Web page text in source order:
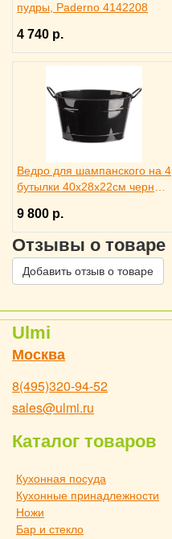
пудры, Paderno 4142208
4 740 р.
Ведро для шампанского на 4
бутылки 40х28х22см черное,
9 800 р.
Отзывы о товаре
Добавить отзыв о товаре
Ulmi
Москва
8(495)320-94-52
sales@ulmi.ru
Каталог товаров
Кухонная посуда
Кухонные принадлежности
Ножи
Бар и стекло